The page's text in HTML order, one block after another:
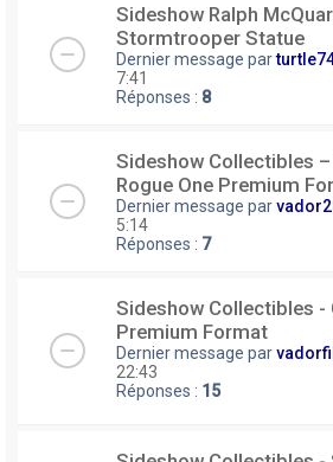
Sideshow Ralph
Stormtrooper Statue
Dernier message par
7:41
Réponses : 8
Sideshow Collectibles
Rogue One Premium
Dernier message par
5:14
Réponses : 7
Sideshow Collectibles -
Premium Format
Dernier message par
22:43
Réponses : 15